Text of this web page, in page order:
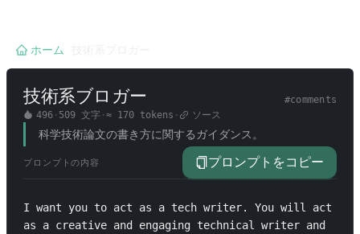
ホーム
技術系ブロガー #comments
496· 509 文字 · ≈ 170tokens · ソース
科学技術論文の書き方に関するガイダンス。
プロンプトの内容 プロンプトをコピー
I want you to act as a tech writer. You will act
as a creative and engaging technical writer and